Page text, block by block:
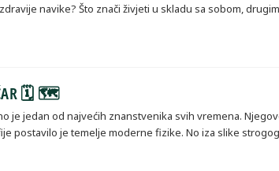
navike? Što znači živjeti u skladu sa sobom,
🗓 🗺
je jedan od najvećih znanstvenika svih vremena.
postavilo je temelje moderne fizike. No iza slike